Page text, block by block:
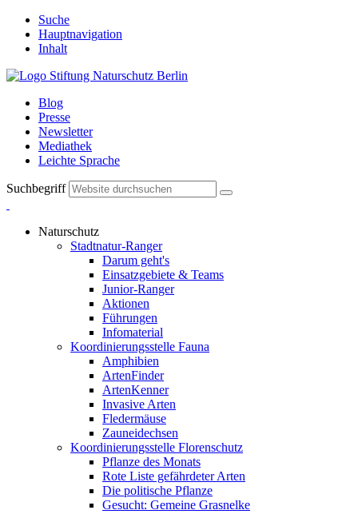
Suche
Hauptnavigation
Inhalt
Blog
Presse
Newsletter
Mediathek
Leichte Sprache
Suchbegriff
Naturschutz
Stadtnatur-Ranger
Darum geht's
Einsatzgebiete & Teams
Junior-Ranger
Aktionen
Führungen
Infomaterial
Koordinierungsstelle Fauna
Amphibien
ArtenFinder
ArtenKenner
Invasive Arten
Fledermäuse
Zauneidechsen
Koordinierungsstelle Florenschutz
Pflanze des Monats
Rote Liste gefährdeter Arten
Die politische Pflanze
Gesucht: Gemeine Grasnelke